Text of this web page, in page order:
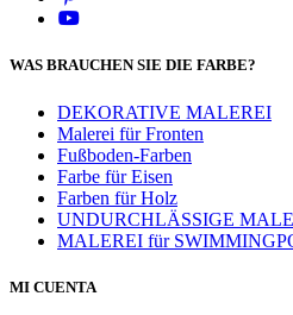
WAS BRAUCHEN SIE DIE FARBE?
DEKORATIVE MALEREI
Malerei für Fronten
Fußboden-Farben
Farbe für Eisen
Farben für Holz
UNDURCHLÄSSIGE
MALEREI für
MI CUENTA